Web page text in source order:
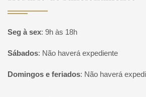
Seg à sex: 9h às 18h
Sábados: Não haverá expediente
Domingos e feriados: Não haverá